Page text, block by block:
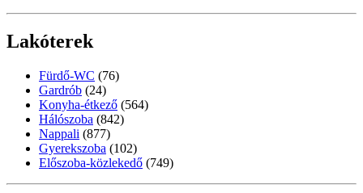
Lakóterek
Fürdő-WC (76)
Gardrób (24)
Konyha-étkező (564)
Hálószoba (842)
Nappali (877)
Gyerekszoba (102)
Előszoba-közlekedő (749)